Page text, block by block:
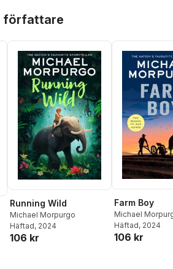
författare
röster:
Running Wild
Michael Morpurgo
Häftad, 2024
106 kr
Farm Boy
Michael
Häftad, 2024
106 kr